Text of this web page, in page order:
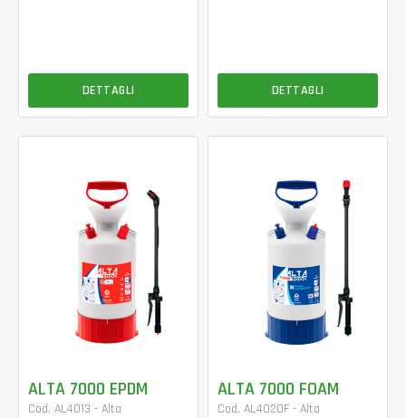
DETTAGLI DETTAGLI
ALTA 7000 EPDM
Cod. AL4013 - Alta
ALTA 7000 FOAM
Cod. AL4020F - Alta